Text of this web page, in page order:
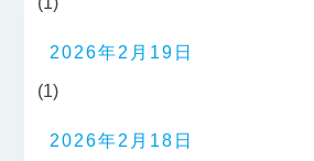
2026年2月19日
(1)
2026年2月18日